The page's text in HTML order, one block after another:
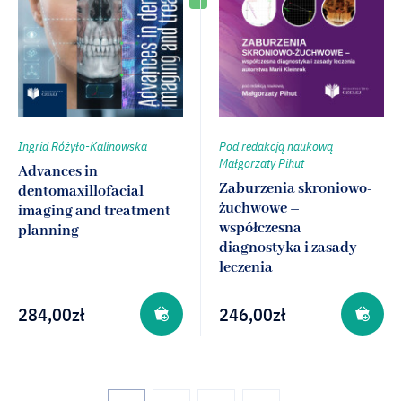
Ingrid Różyło-Kalinowska
Advances in
dentomaxillofacial
imaging and treatment
planning
284,00zł
Pod redakcją naukową
Małgorzaty Pihut
Zaburzenia skroniowo-
żuchwowe –
współczesna
diagnostyka i zasady
leczenia
246,00zł